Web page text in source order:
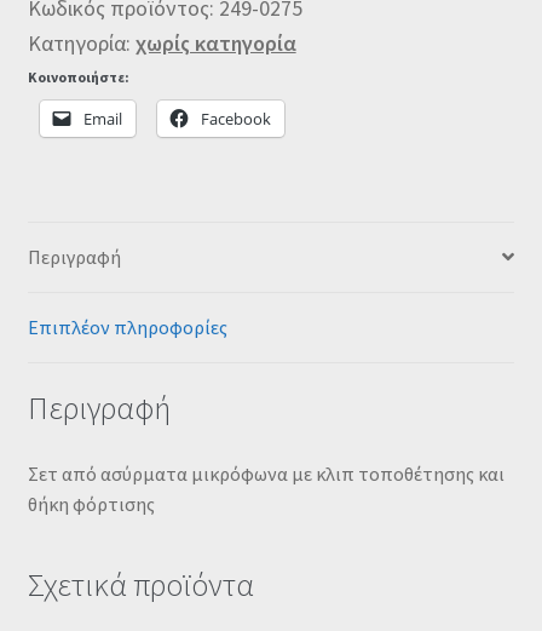
Κωδικός προϊόντος: 249-0275
Κατηγορία: χωρίς κατηγορία
Κοινοποιήστε:
Email Facebook
Περιγραφή
Επιπλέον πληροφορίες
Περιγραφή
Σετ από ασύρματα μικρόφωνα με κλιπ τοποθέτησης και
θήκη φόρτισης
Σχετικά προϊόντα